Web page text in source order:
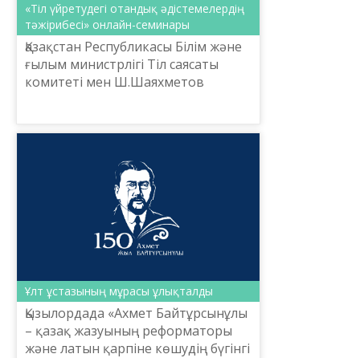
«Тіл үйретудегі отандық әдістемелердің
тәжірибесі» онлайн-семинары
Қазақстан Республикасы Білім және
ғылым министрлігі Тіл саясаты
комитеті мен Ш.Шаяхметов
орталығының ұйымдастыруымен
Ұлт ұстазының мұрасы ұлықталды
Қызылордада «Ахмет Байтұрсынұлы
– қазақ жазуының реформаторы
және латын қарпіне көшудің бүгінгі